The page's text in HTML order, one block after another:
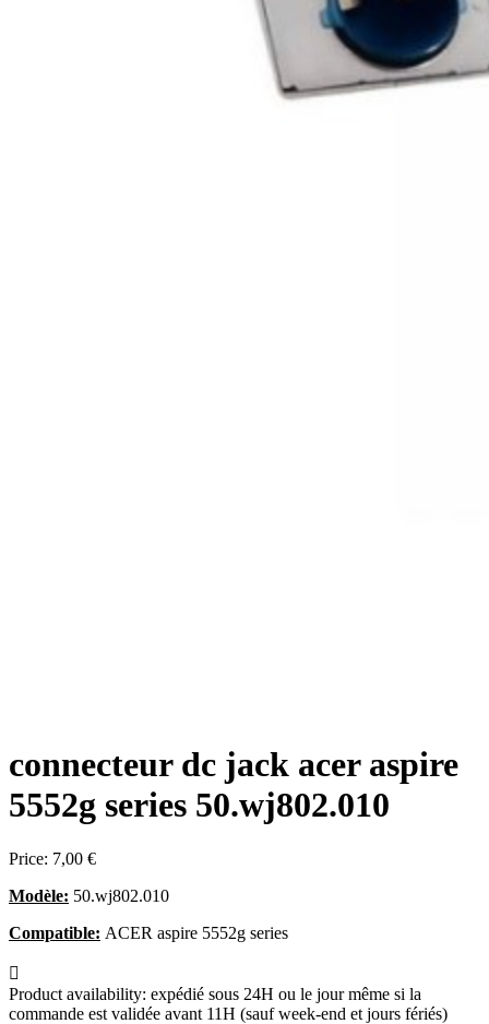
connecteur dc jack acer aspire
5552g series 50.wj802.010
Price: 7,00 €
Modèle: 50.wj802.010
Compatible: ACER aspire 5552g series

Product availability: expédié sous 24H ou le jour même si la
commande est validée avant 11H (sauf week-end et jours fériés)